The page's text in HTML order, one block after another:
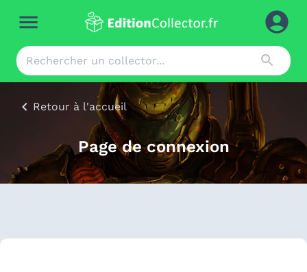
Retour à l'accueil
Page de connexion